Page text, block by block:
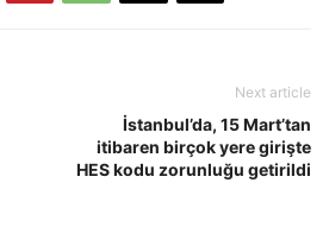
Next article
İstanbul’da, 15 Mart’tan
itibaren birçok yere girişte
HES kodu zorunluğu getirildi